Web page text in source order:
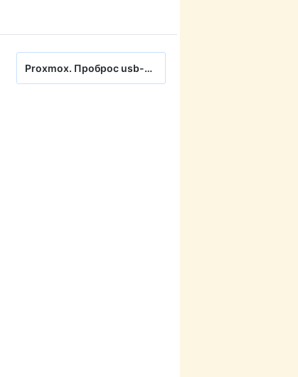
Proxmox. Проброс usb-устройств в гостевую виртуальную машину. На примере ключей 1С HASP